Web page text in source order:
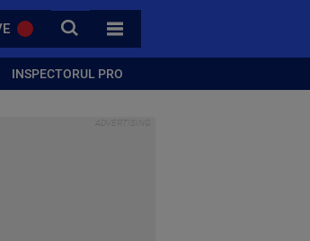
CAUTA
TOATE CATEGORIILE
INSPECTORUL PRO